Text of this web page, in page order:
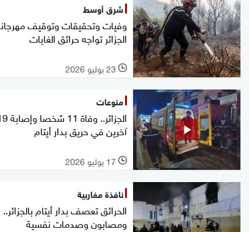
شرق أوسط
وفيات وتحقيقات وتوقيف
الجزائر تواجه حرائق الغابات
l 23 يوليو 2026
منوعات
الجزائر.. وفاة
آخرين في حريق بدار أيتام
l 17 يوليو 2026
نافذة مغاربية
الحرائق تعصف بدار أيتام
ومصابون وصدمات نفسية